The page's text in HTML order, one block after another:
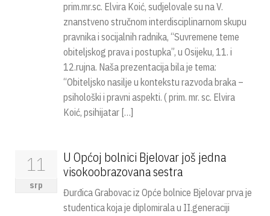
prim.mr.sc. Elvira Koić, sudjelovale su na V.
znanstveno stručnom interdisciplinarnom skupu
pravnika i socijalnih radnika, “Suvremene teme
obiteljskog prava i postupka”, u Osijeku, 11. i
12.rujna. Naša prezentacija bila je tema:
“Obiteljsko nasilje u kontekstu razvoda braka –
psihološki i pravni aspekti. ( prim. mr. sc. Elvira
Koić, psihijatar […]
11
srp
U Općoj bolnici Bjelovar još jedna
visokoobrazovana sestra
Đurđica Grabovac iz Opće bolnice Bjelovar prva je
studentica koja je diplomirala u II.generaciji